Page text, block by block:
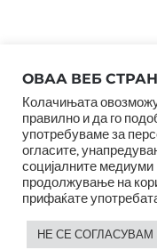
ОВАА ВЕБ
Колачињата
правилно и да го
употребуваме за
огласите,
социјалните медиуми
продолжување на
прифаќате
НЕ СЕ СОГЛАСУВАМ